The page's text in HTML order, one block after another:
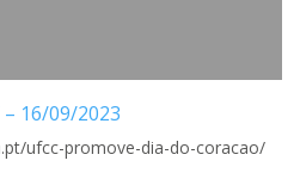
– 16/09/2023
ufcc-promove-dia-do-coracao/